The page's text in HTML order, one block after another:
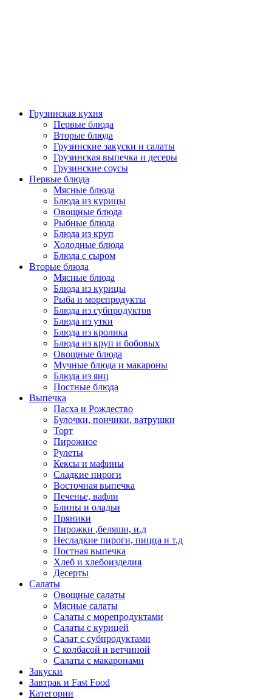
Грузинская кухня
Первые блюда
Вторые блюда
Грузинские закуски и салаты
Грузинская выпечка и десеры
Грузинские соусы
Первые блюда
Мясные блюда
Блюда из курицы
Овощные блюда
Рыбные блюда
Блюда из круп
Холодные блюда
Блюда с сыром
Вторые блюда
Мясные блюда
Блюда из курицы
Рыба и морепродукты
Блюда из субпродуктов
Блюда из утки
Блюда из кролика
Блюда из круп и бобовых
Овощные блюда
Мучные блюда и макароны
Блюда из яиц
Постные блюда
Выпечка
Пасха и Рождество
Булочки, пончики, ватрушки
Торт
Пирожное
Рулеты
Кексы и мафины
Сладкие пироги
Восточная выпечка
Печенье, вафли
Блины и оладьи
Пряники
Пирожки ,беляши, и.д
Несладкие пироги, пицца и т.д
Постная выпечка
Хлеб и хлебоизделия
Десерты
Салаты
Овощные салаты
Мясные салаты
Салаты с морепродуктами
Салаты с курицей
Салат с субпродуктами
С колбасой и ветчиной
Салаты с макаронами
Закуски
Завтрак и Fast Food
Категории